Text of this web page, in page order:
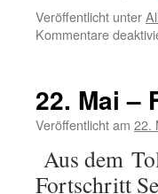
Veröffentlicht unter
Kommentare
22. Mai –
Veröffentlicht am 22.
Aus dem
Fortschritt